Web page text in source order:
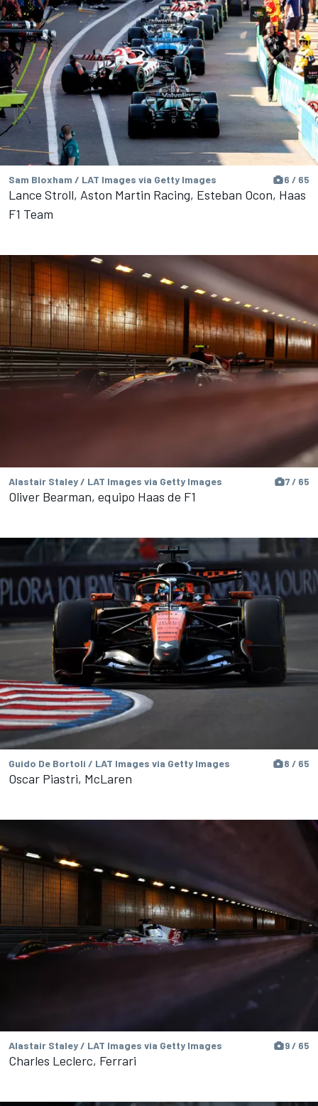
Sam Bloxham / LAT Images via Getty Images 6 / 65
Lance Stroll, Aston Martin Racing, Esteban Ocon, Haas
F1 Team
Alastair Staley / LAT Images via Getty Images 7 / 65
Oliver Bearman, equipo Haas de F1
Guido De Bortoli / LAT Images via Getty Images 8 / 65
Oscar Piastri, McLaren
Alastair Staley / LAT Images via Getty Images 9 / 65
Charles Leclerc, Ferrari